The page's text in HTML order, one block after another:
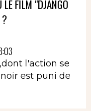
FILM "DJANGO
?
l'action se
noir est puni de